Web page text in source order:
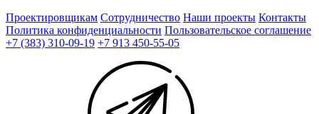
Проектировщикам Сотрудничество Наши проекты Контакты
Политика конфиденциальности Пользовательское соглашение
+7 (383) 310-09-19 +7 913 450-55-05